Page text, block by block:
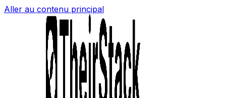
Aller au contenu principal